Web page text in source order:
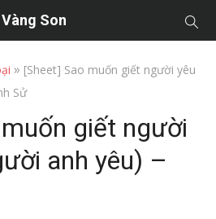
Vàng Son
» [Sheet] Sao muốn giết người yêu
Sử
muốn giết người
anh yêu) –